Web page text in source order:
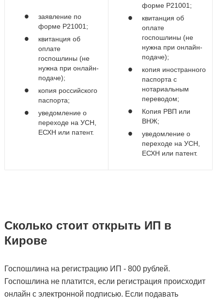
заявление по
форме Р21001;
квитанция об
оплате
госпошлины (не
нужна при онлайн-
подаче);
копия российского
паспорта;
уведомление о
переходе на УСН,
ЕСХН или патент.
форме Р21001;
квитанция об
оплате
госпошлины (не
нужна при онлайн-
подаче);
копия иностранного
паспорта с
нотариальным
переводом;
Копия РВП или
ВНЖ;
уведомление о
переходе на УСН,
ЕСХН или патент.
Сколько стоит открыть ИП в
Кирове
Госпошлина на регистрацию ИП - 800 рублей.
Госпошлина не платится, если регистрация происходит
онлайн с электронной подписью. Если подавать